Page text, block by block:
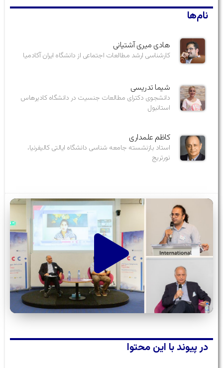
نام‌ها
هادی میری آشتیانی
کارشناسی ارشد مطالعات اجتماعی از دانشگاه ایران آکادمیا
شیما تدریسی
دانشجوی دکترای مطالعات جنسیت در دانشگاه کادیرهاس
استانبول
کاظم علمداری
استاد بازنشسته جامعه شناسی دانشگاه ایالتی کالیفرنیا،
نورتریج
در پیوند با این محتوا